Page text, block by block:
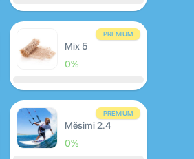
PREMIUM
Mix 5
0%
PREMIUM
Mësimi 2.4
0%